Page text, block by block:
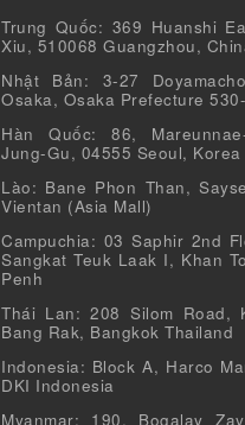
Trung Quốc: 369 Huanshi
Xiu, 510068 Guangzhou,
Nhật Bản: 3-27
Osaka, Osaka Prefecture
Hàn Quốc: 86,
Jung-Gu, 04555 Seoul, Korea
Lào: Bane Phon Than,
Vientan (Asia Mall)
Campuchia: 03 Saphir 2nd
Sangkat Teuk Laak I, Khan
Penh
Thái Lan: 208 Silom Road,
Bang Rak, Bangkok Thailand
Indonesia: Block A, Harco
DKI Indonesia
Myanmar: 190, Bogalay